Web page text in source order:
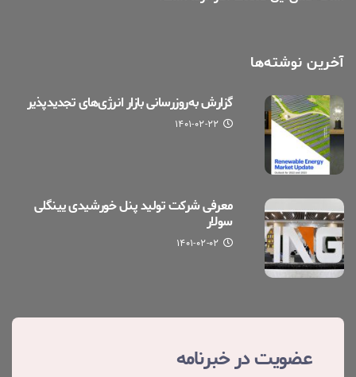
آخرین نوشته‌ها
گزارش به‌روزرسانی بازار انرژی‌های تجدیدپذیر
۱۴۰۱-۰۲-۲۲
معرفی شرکت تولید پنل خورشیدی یینگلی
سولار
۱۴۰۱-۰۲-۰۲
عضویت در خبرنامه